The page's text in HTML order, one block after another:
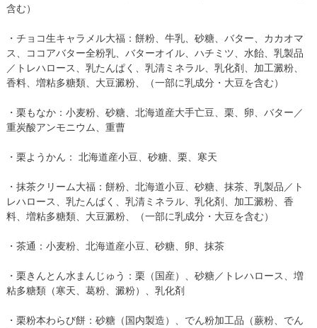
含む）
・チョコ生キャラメル大福：餅粉、牛乳、砂糖、バター、カカオマ
ス、ココアバター全粉乳、バターオイル、ハチミツ、水飴、乳製品
／トレハロース、乳たんぱく、乳清ミネラル、乳化剤、加工澱粉、
香料、増粘多糖類、大豆澱粉、（一部に乳成分・大豆を含む）
・栗もなか：小麦粉、砂糖、北海道産大手亡豆、栗、卵、バター／
重炭酸アンモニウム、重曹
・栗ようかん： 北海道産小豆、砂糖、栗、寒天
・抹茶クリーム大福：餅粉、北海道小豆、砂糖、抹茶、乳製品／ト
レハロース、乳たんぱく、乳清ミネラル、乳化剤、加工澱粉、香
料、増粘多糖類、大豆澱粉、（一部に乳成分・大豆を含む）
・茶通：小麦粉、北海道産小豆、砂糖、卵、抹茶
・栗きんとん水まんじゅう：栗（国産）、砂糖／トレハロース、増
粘多糖類（寒天、葛粉、澱粉）、乳化剤
・栗粉本わらび餅：砂糖（国内製造）、でん粉加工品（蕨粉、でん